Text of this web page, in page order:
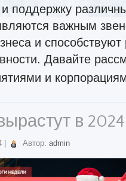
поддержку
важным
и способствуют
Давайте
и
в 2024
Автор: admin